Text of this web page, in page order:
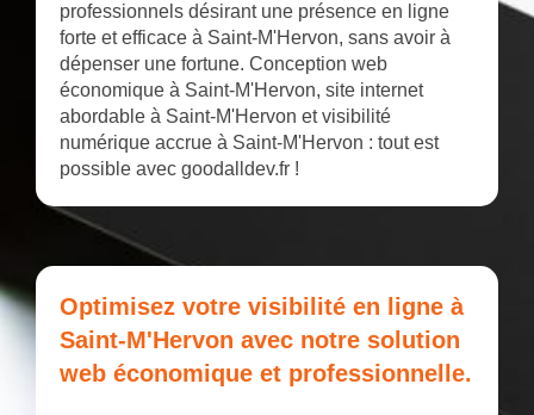
professionnels désirant une présence en ligne
forte et efficace à Saint-M'Hervon, sans avoir à
dépenser une fortune. Conception web
économique à Saint-M'Hervon, site internet
abordable à Saint-M'Hervon et visibilité
numérique accrue à Saint-M'Hervon : tout est
possible avec goodalldev.fr !
Optimisez votre visibilité en ligne à
Saint-M'Hervon avec notre solution
web économique et professionnelle.